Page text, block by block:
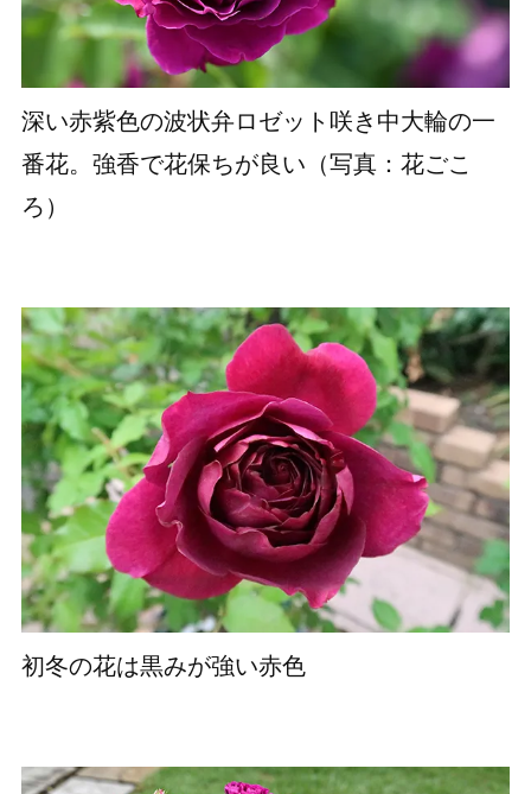
深い赤紫色の波状弁ロゼット咲き中大輪の一
番花。強香で花保ちが良い（写真：花ごこ
ろ）
初冬の花は黒みが強い赤色